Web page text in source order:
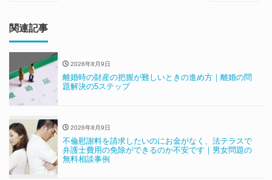
関連記事
2026年8月9日
離婚時の財産の把握が難しいときの進め方｜離婚の問
題解決の5ステップ
2026年8月9日
不倫慰謝料を請求したいのにお金がなく、法テラスで
弁護士費用の免除ができるのか不安です｜男女問題の
無料相談事例